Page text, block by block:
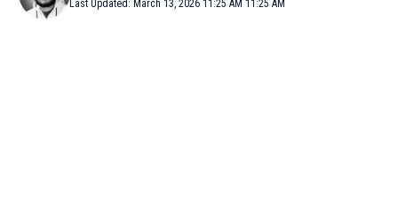
Last Updated: March 13, 2026 11:25 AM 11:25 AM